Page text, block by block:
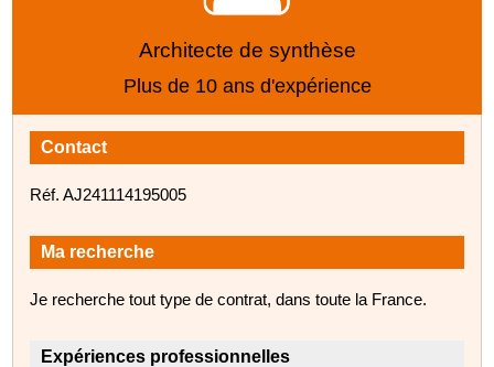
Architecte de synthèse
Plus de 10 ans d'expérience
Contact
Réf. AJ241114195005
Ma recherche
Je recherche tout type de contrat, dans toute la France.
Expériences professionnelles